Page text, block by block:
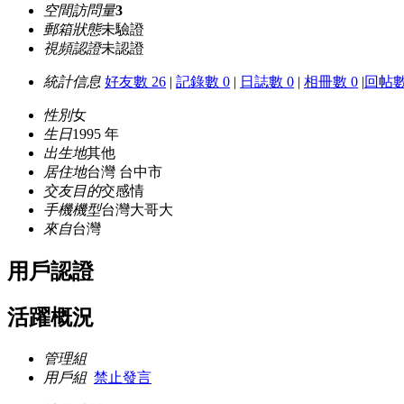
空間訪問量3
郵箱狀態未驗證
視頻認證未認證
統計信息 好友數 26 | 記錄數 0 | 日誌數 0 | 相冊數 0 |回帖
性別女
生日1995 年
出生地其他
居住地台灣 台中市
交友目的交感情
手機機型台灣大哥大
來自台灣
用戶認證
活躍概況
管理組
用戶組 禁止發言